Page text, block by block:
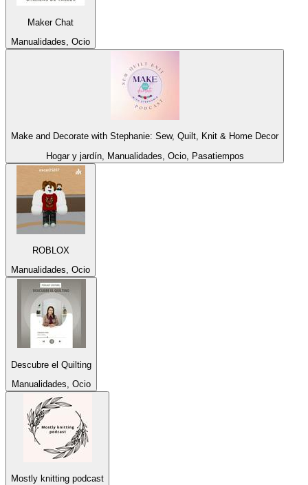
Maker Chat
Manualidades, Ocio
Make and Decorate with Stephanie: Sew, Quilt, Knit & Home Decor
Hogar y jardín, Manualidades, Ocio, Pasatiempos
ROBLOX
Manualidades, Ocio
Descubre el Quilting
Manualidades, Ocio
Mostly knitting podcast